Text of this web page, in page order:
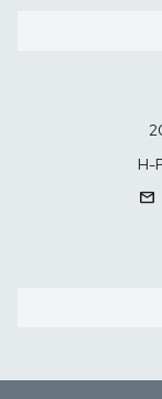
H-
mail